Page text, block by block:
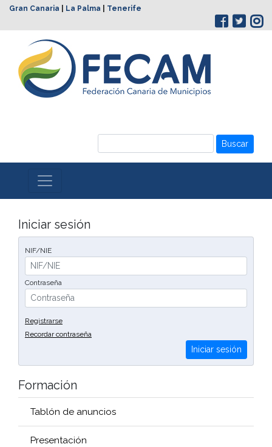
Gran Canaria La Palma Tenerife
Buscar
Iniciar sesión
NIF/NIE
Contraseña
Registrarse
Recordar contraseña
Iniciar sesión
Formación
Tablón de anuncios
Presentación